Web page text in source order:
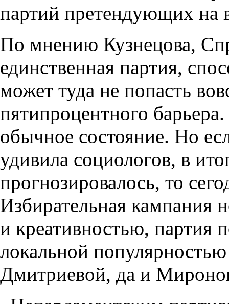
партий претендующих на
По мнению Кузнецова,
единственная партия,
может туда не попасть
пятипроцентного
обычное состояние. Но
удивила социологов, в
прогнозировалось, то
Избирательная кампания
и креативностью, партия
локальной
Дмитриевой, да и